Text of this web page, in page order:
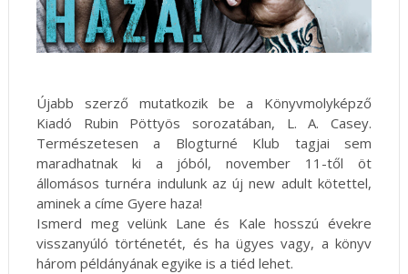
Újabb szerző mutatkozik be a Könyvmolyképző
Kiadó Rubin Pöttyös sorozatában, L. A. Casey.
Természetesen a Blogturné Klub tagjai sem
maradhatnak ki a jóból, november 11-től öt
állomásos turnéra indulunk az új new adult kötettel,
aminek a címe Gyere haza!
Ismerd meg velünk Lane és Kale hosszú évekre
visszanyúló történetét, és ha ügyes vagy, a könyv
három példányának egyike is a tiéd lehet.